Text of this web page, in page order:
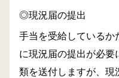
◎現況届の提出
手当を受給しているか
に現況届の提出が必
類を送付しますが、現